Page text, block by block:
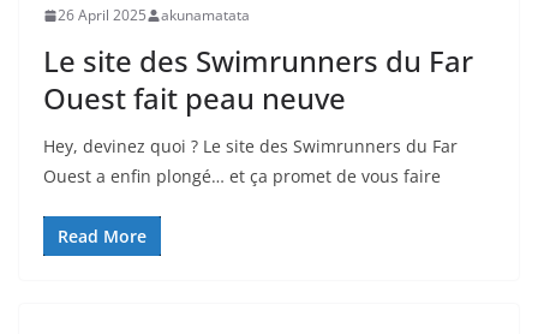
26 April 2025 akunamatata
Le site des Swimrunners du Far
Ouest fait peau neuve
Hey, devinez quoi ? Le site des Swimrunners du Far
Ouest a enfin plongé… et ça promet de vous faire
Read More